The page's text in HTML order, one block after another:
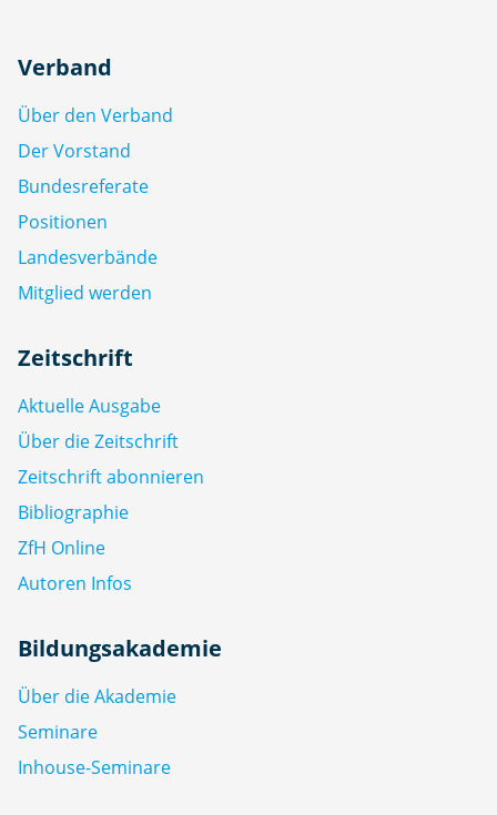
Verband
Über den Verband
Der Vorstand
Bundesreferate
Positionen
Landesverbände
Mitglied werden
Zeitschrift
Aktuelle Ausgabe
Über die Zeitschrift
Zeitschrift abonnieren
Bibliographie
ZfH Online
Autoren Infos
Bildungsakademie
Über die Akademie
Seminare
Inhouse-Seminare